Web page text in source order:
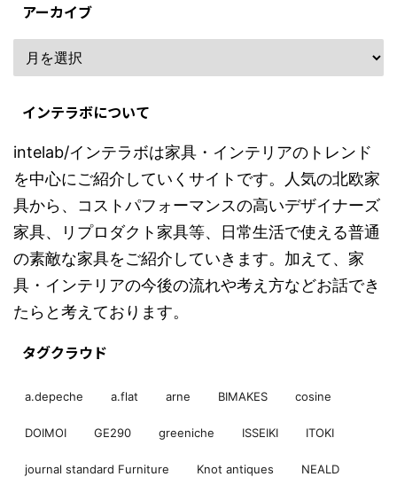
アーカイブ
インテラボについて
intelab/インテラボは家具・インテリアのトレンド
を中心にご紹介していくサイトです。人気の北欧家
具から、コストパフォーマンスの高いデザイナーズ
家具、リプロダクト家具等、日常生活で使える普通
の素敵な家具をご紹介していきます。加えて、家
具・インテリアの今後の流れや考え方などお話でき
たらと考えております。
タグクラウド
a.depeche a.flat arne BIMAKES cosine
DOIMOI GE290 greeniche ISSEIKI ITOKI
journal standard Furniture Knot antiques NEALD